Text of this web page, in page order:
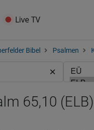
Live TV
Bibel Psalmen
65,10 (ELB)